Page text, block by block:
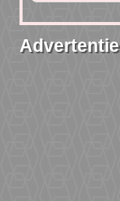
Advertentie